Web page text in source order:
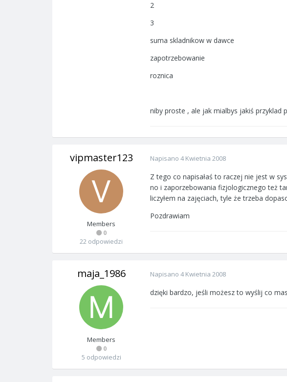
2
3
suma skladnikow w dawce
zapotrzebowanie
roznica
niby proste , ale jak mialbys jakiś przyklad
vipmaster123
Members
0
22 odpowiedzi
Napisano 4 Kwietnia 2008
Z tego co napisałaś to raczej nie jest w
no i zaporzebowania fizjologicznego też
liczyłem na zajęciach, tyle że trzeba
Pozdrawiam
maja_1986
Members
0
5 odpowiedzi
Napisano 4 Kwietnia 2008
dzięki bardzo, jeśli możesz to wyślij co